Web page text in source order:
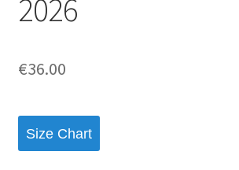
2026
€36.00
Size Chart